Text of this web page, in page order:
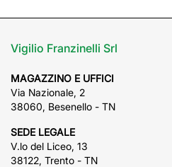
Vigilio Franzinelli Srl
MAGAZZINO E UFFICI
Via Nazionale, 2
38060, Besenello - TN
SEDE LEGALE
V.lo del Liceo, 13
38122, Trento - TN